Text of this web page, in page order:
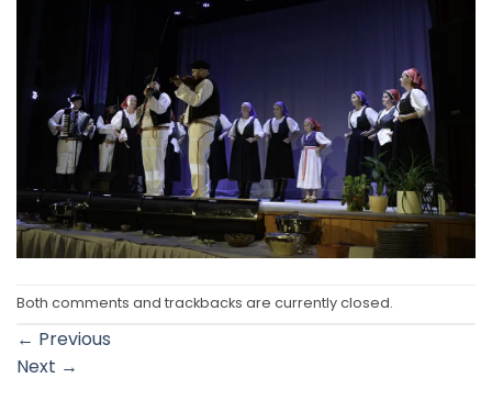
Both comments and trackbacks are currently closed.
← Previous
Next →